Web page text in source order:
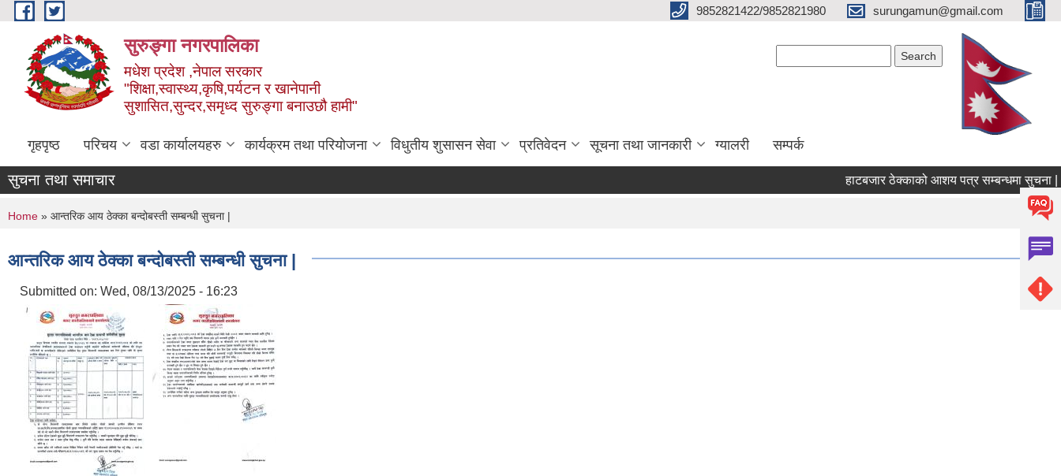
Skip to main content 9852821422/9852821980 surungamun@gmail.com
सुरुङ्‍गा नगरपालिका
मधेश प्रदेश ,नेपाल सरकार
"शिक्षा,स्वास्थ्य,कृषि,पर्यटन र खानेपानी
सुशासित,सुन्दर,समृध्द सुरुङ्गा बनाउछौ हामी"
गृहपृष्ठ परिचय वडा कार्यालयहरु कार्यक्रम तथा परियोजना विधुतीय शुसासन सेवा प्रतिवेदन सूचना तथा जानकारी ग्यालरी सम्पर्क
सुचना तथा समाचार हाटबजार ठेक्काको आशय पत्र सम्बन्धमा सुचना |
You are here
Home » आन्तरिक आय ठेक्का बन्दोबस्ती सम्बन्धी सुचना |
आन्तरिक आय ठेक्का बन्दोबस्ती सम्बन्धी सुचना |
Submitted on: Wed, 08/13/2025 - 16:23